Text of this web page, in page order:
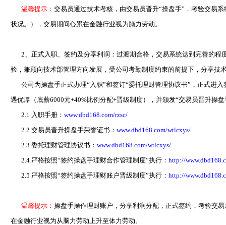
温馨提示： 交易员通过技术考核，由交易员晋升“操盘手”，考验交易
状况。），交易期间心累在金融行业视为脑力劳动。
2、正式入职、签约及分享利润： 过渡期合格，交易系统达到完善的程
验，兼顾向技术部管理方向发展，受公司考勤制度约束的前提下，分享技
公司为操盘手正式办理“入职”和签订“委托理财管理协议书”，正式进
遇优厚（底薪6000元+40%比例分配+晋级制度），并颁发“交易员晋升操
2.1 入职手册： www.dbd168.com/rzsc/
2.2 交易员晋升操盘手荣誉证书： www.dbd168.com/wtlcxys/
2.3 委托理财管理协议书： www.dbd168.com/wtlcxys/
2.4 严格按照“签约操盘手理财合作管理制度”执行： http://
2.5 严格按照“签约操盘手理财账户晋级制度”执行： http://
温馨提示： 操盘手操作理财账户，分享利润分配，正式签约，考验交
在金融行业视为从脑力劳动上升至体力劳动。